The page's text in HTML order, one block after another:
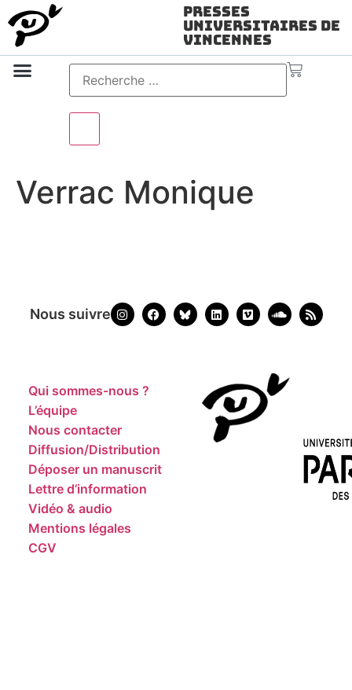
Presses
Universitaires de
Vincennes
Verrac Monique
Nous suivre
Qui sommes-nous ?
L’équipe
Nous contacter
Diffusion/Distribution
Déposer un manuscrit
Lettre d’information
Vidéo & audio
Mentions légales
CGV